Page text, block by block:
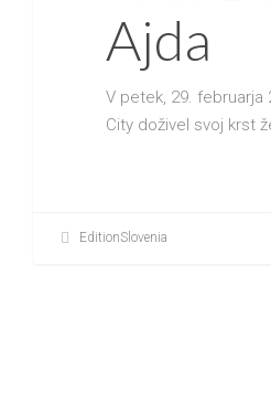
Ajda
V petek, 29. februarja
City doživel svoj krst
EditionSlovenia